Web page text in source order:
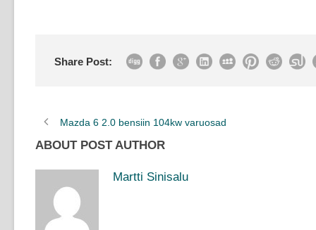
Share Post:
Mazda 6 2.0 bensiin 104kw varuosad
ABOUT POST AUTHOR
Martti Sinisalu